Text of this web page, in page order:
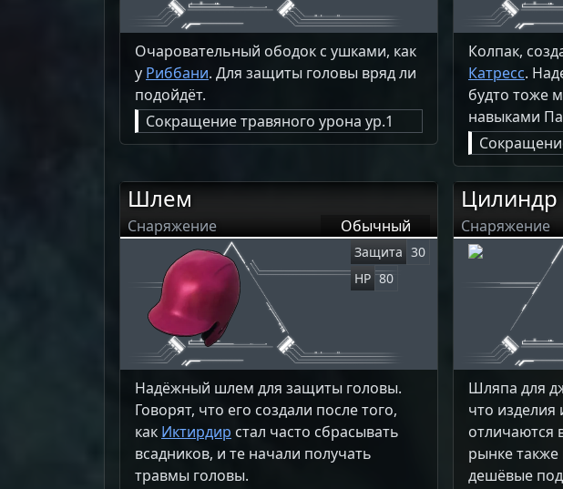
Очаровательный ободок с ушками, как
у Риббани. Для защиты головы вряд ли
подойдёт.
Сокращение травяного урона ур.1
Колпак,
Катресс.
будто тоже
навыками
Шлем
Снаряжение Обычный
Защита 30
HP 80
Надёжный шлем для защиты головы.
Говорят, что его создали после того,
как Иктирдир стал часто сбрасывать
всадников, и те начали получать
травмы головы.
Цилиндр
Снаряжение
Шляпа для
что изделия
отличаются
рынке
дешёвые